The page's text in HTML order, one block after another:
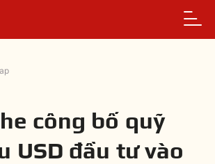
công bố quỹ
USD đầu tư vào